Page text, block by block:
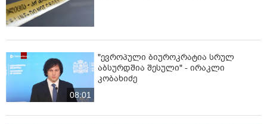
08:01
"ევროპული ბიუროკრატია სრულ
აბსურდშია შესული" - ირაკლი
კობახიძე